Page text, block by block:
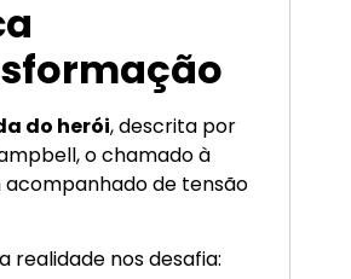
do herói, descrita por
o chamado à
acompanhado de tensão
realidade nos desafia: